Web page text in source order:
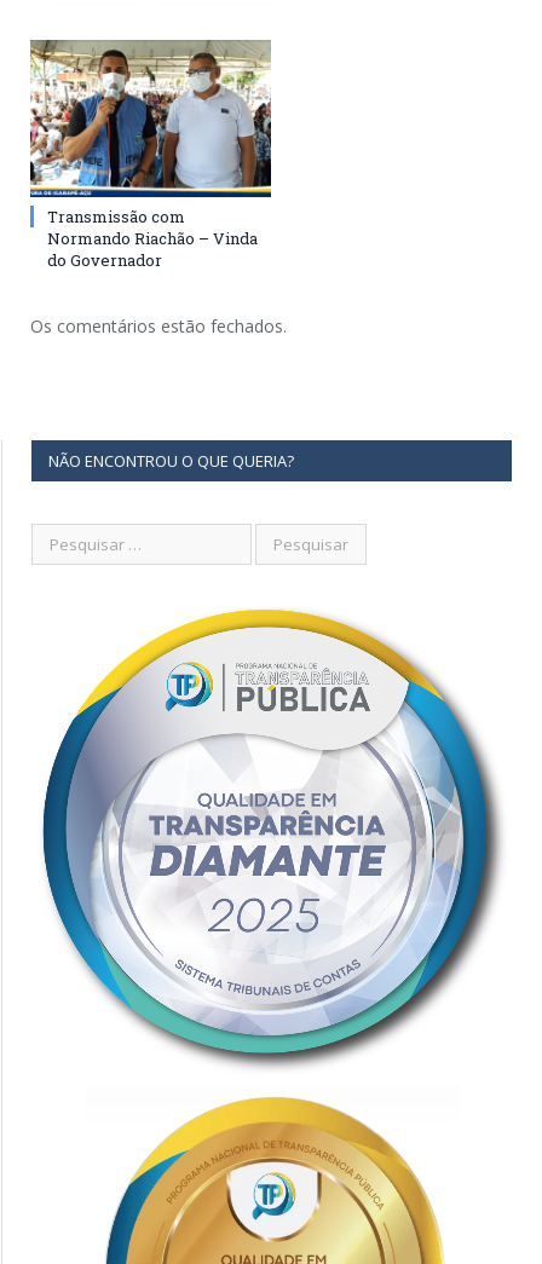
Transmissão com
Normando Riachão – Vinda
do Governador
Os comentários estão fechados.
NÃO ENCONTROU O QUE QUERIA?